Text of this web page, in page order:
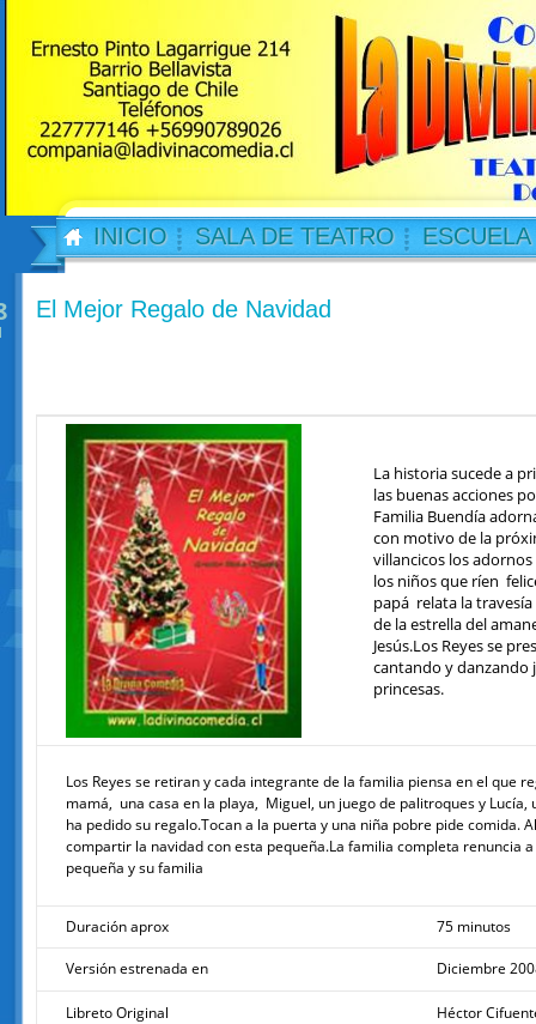
INICIO SALA DE TEATRO ESCUELA
El Mejor Regalo de Navidad
La historia sucede a
las buenas acciones
Familia Buendía
con motivo de la
villancicos los
los niños que ríen
papá relata la travesía
de la estrella del
Jesús.Los Reyes se
cantando y danzando
princesas.
Los Reyes se retiran y cada integrante de la familia piensa en el que
mamá, una casa en la playa, Miguel, un juego de palitroques y Lucía,
ha pedido su regalo.Tocan a la puerta y una niña pobre pide comida.
compartir la navidad con esta pequeña.La familia completa renuncia
pequeña y su familia
Duración aprox 75 minutos
Versión estrenada en Diciembre
Libreto Original Héctor